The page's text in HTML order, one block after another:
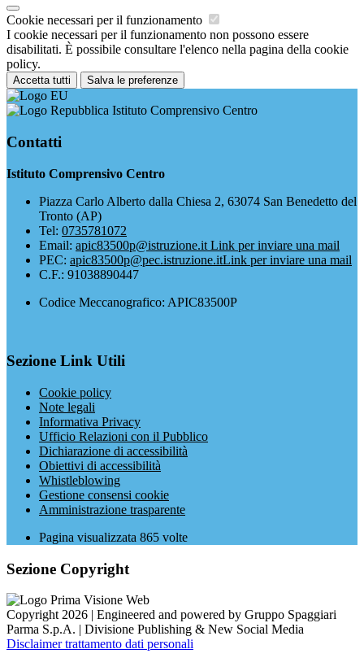
Cookie necessari per il funzionamento
I cookie necessari per il funzionamento non possono essere
disabilitati. È possibile consultare l'elenco nella pagina della cookie
policy.
Accetta tutti Salva le preferenze
Istituto Comprensivo Centro
Contatti
Istituto Comprensivo Centro
Piazza Carlo Alberto dalla Chiesa 2, 63074 San Benedetto del
Tronto (AP)
Tel: 0735781072
Email: apic83500p@istruzione.it Link per inviare una mail
PEC: apic83500p@pec.istruzione.itLink per inviare una mail
C.F.: 91038890447
Codice Meccanografico: APIC83500P
Sezione Link Utili
Cookie policy
Note legali
Informativa Privacy
Ufficio Relazioni con il Pubblico
Dichiarazione di accessibilità
Obiettivi di accessibilità
Whistleblowing
Gestione consensi cookie
Amministrazione trasparente
Pagina visualizzata 865 volte
Sezione Copyright
Copyright 2026 | Engineered and powered by Gruppo Spaggiari
Parma S.p.A. | Divisione Publishing & New Social Media
Disclaimer trattamento dati personali